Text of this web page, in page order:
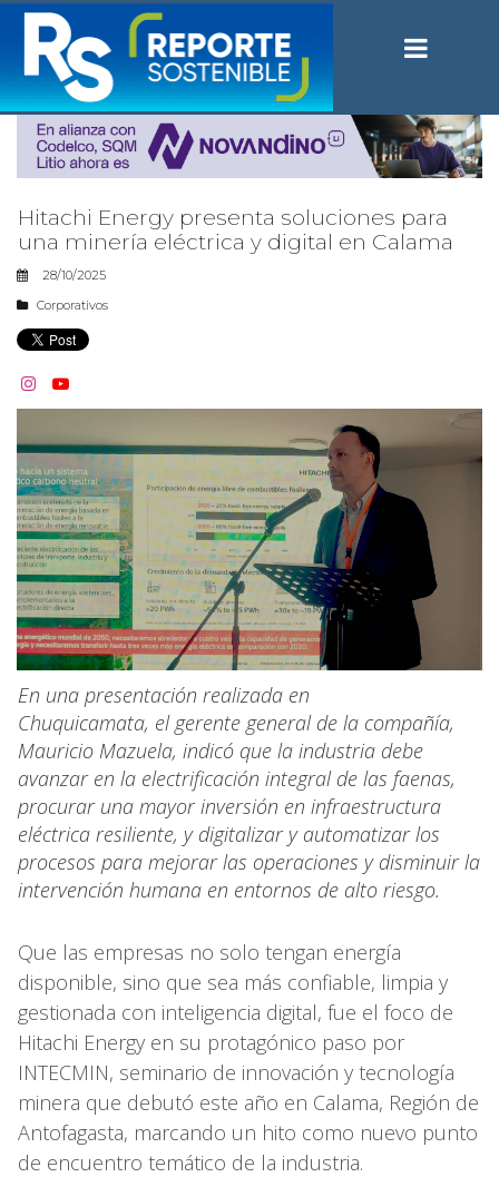
Hitachi Energy presenta soluciones para
una minería eléctrica y digital en Calama
28/10/2025
Corporativos
 
En una presentación realizada en
Chuquicamata, el gerente general de la compañía,
Mauricio Mazuela, indicó que la industria debe
avanzar en la electrificación integral de las faenas,
procurar una mayor inversión en infraestructura
eléctrica resiliente, y digitalizar y automatizar los
procesos para mejorar las operaciones y disminuir la
intervención humana en entornos de alto riesgo.
Que las empresas no solo tengan energía
disponible, sino que sea más confiable, limpia y
gestionada con inteligencia digital, fue el foco de
Hitachi Energy en su protagónico paso por
INTECMIN, seminario de innovación y tecnología
minera que debutó este año en Calama, Región de
Antofagasta, marcando un hito como nuevo punto
de encuentro temático de la industria.